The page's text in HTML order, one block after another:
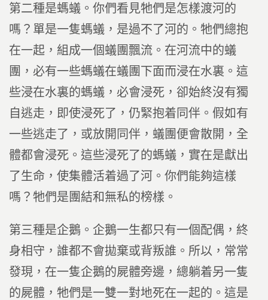
第二種是螞蟻。你們看見牠們是怎樣渡河的
嗎？單是一隻螞蟻，是過不了河的。牠們總抱
在一起，組成一個蟻團飄流。在河流中的蟻
團，必有一些螞蟻在蟻團下面而浸在水裏。這
些浸在水裏的螞蟻，必會浸死，卻始終沒有獨
自逃走，即使浸死了，仍緊抱着同伴。假如有
一些逃走了，或放開同伴，蟻團便會散開，全
體都會浸死。這些浸死了的螞蟻，實在是獻出
了生命，使集體活着過了河。你們能夠這樣
嗎？牠們是團結和無私的榜樣。
第三種是企鵝。企鵝一生都只有一個配偶，終
身相守，誰都不會拋棄或背叛誰。所以，常常
發現，在一隻企鵝的屍體旁邊，總躺着另一隻
的屍體，牠們是一雙一對地死在一起的。這是